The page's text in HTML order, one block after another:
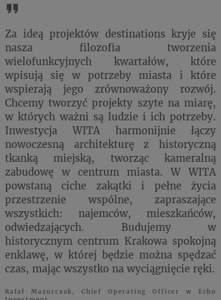
Za ideą projektów destinations kryje się
nasza filozofia tworzenia
wielofunkcyjnych kwartałów, które
wpisują się w potrzeby miasta i które
wspierają jego zrównoważony rozwój.
Chcemy tworzyć projekty szyte na miarę,
w których ważni są ludzie i ich potrzeby.
Inwestycja WITA harmonijnie łączy
nowoczesną architekturę z historyczną
tkanką miejską, tworząc kameralną
zabudowę w centrum miasta. W WITA
powstaną ciche zakątki i pełne życia
przestrzenie wspólne, zapraszające
wszystkich: najemców, mieszkańców,
odwiedzających. Budujemy w
historycznym centrum Krakowa spokojną
enklawę, w której będzie można spędzać
czas, mając wszystko na wyciągnięcie ręki.
Rafał Mazurczak, Chief Operating Officer w Echo